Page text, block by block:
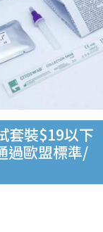
套裝$19以下
過歐盟標準/